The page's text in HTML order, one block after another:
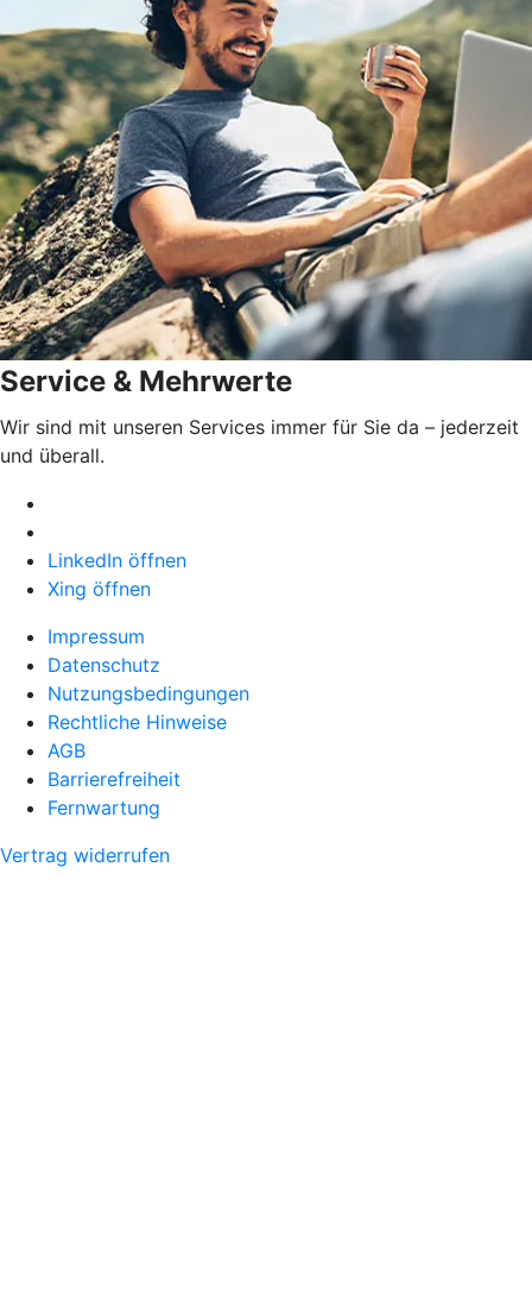
Service & Mehrwerte
Wir sind mit unseren Services immer für Sie da – jederzeit
und überall.
LinkedIn öffnen
Xing öffnen
Impressum
Datenschutz
Nutzungsbedingungen
Rechtliche Hinweise
AGB
Barrierefreiheit
Fernwartung
Vertrag widerrufen